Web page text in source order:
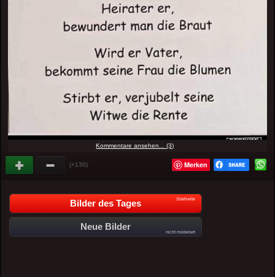
Kommentare ansehen... (3)
(+130) Merken
Bilder des Tages Startseite
Neue Bilder
nicht moderiert